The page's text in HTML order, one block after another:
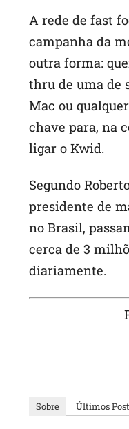
A rede de fast
campanha da
outra forma:
thru de uma de
Mac ou
chave para, na
ligar o Kwid.
Segundo
presidente de
no Brasil,
cerca de 3
diariamente.
Sobre Últimos